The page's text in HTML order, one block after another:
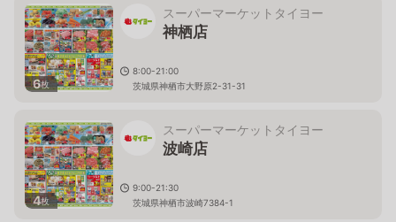
6枚
スーパーマーケットタイヨー
神栖店
8:00-21:00
茨城県神栖市大野原2-31-31
4枚
スーパーマーケットタイヨー
波崎店
9:00-21:30
茨城県神栖市波崎7384-1